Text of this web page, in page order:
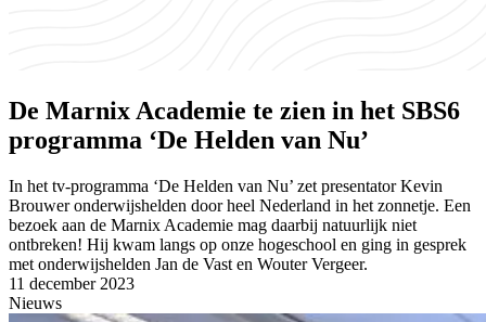
De Marnix Academie te zien in het SBS6
programma ‘De Helden van Nu’
In het tv-programma ‘De Helden van Nu’ zet presentator Kevin
Brouwer onderwijshelden door heel Nederland in het zonnetje. Een
bezoek aan de Marnix Academie mag daarbij natuurlijk niet
ontbreken! Hij kwam langs op onze hogeschool en ging in gesprek
met onderwijshelden Jan de Vast en Wouter Vergeer.
11 december 2023
Nieuws